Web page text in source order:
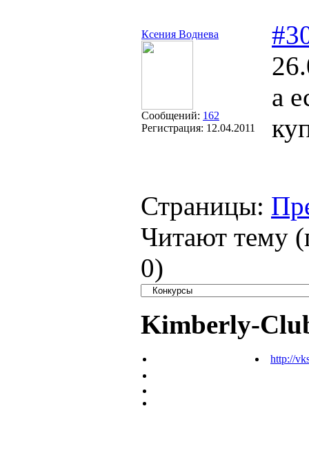
Ксения Воднева
Сообщений: 162
Регистрация: 12.04.2011
а
Страницы:
Читают тему
0)
Kimberly-
http://